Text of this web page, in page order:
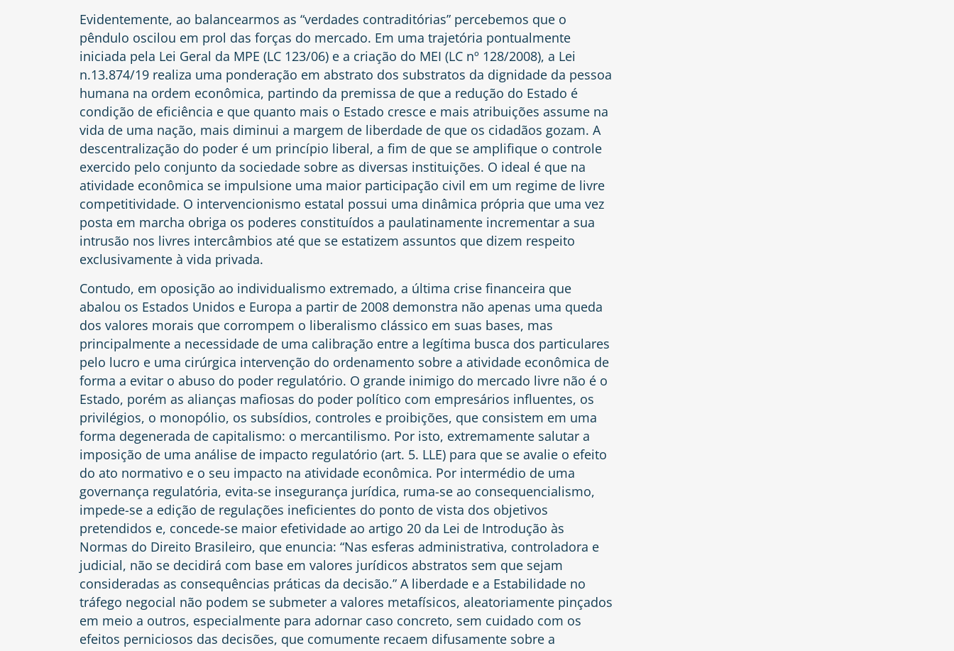
Evidentemente, ao balancearmos as “verdades contraditórias” percebemos que o
pêndulo oscilou em prol das forças do mercado. Em uma trajetória pontualmente
iniciada pela Lei Geral da MPE (LC 123/06) e a criação do MEI (LC nº 128/2008), a Lei
n.13.874/19 realiza uma ponderação em abstrato dos substratos da dignidade da pessoa
humana na ordem econômica, partindo da premissa de que a redução do Estado é
condição de eficiência e que quanto mais o Estado cresce e mais atribuições assume na
vida de uma nação, mais diminui a margem de liberdade de que os cidadãos gozam. A
descentralização do poder é um princípio liberal, a fim de que se amplifique o controle
exercido pelo conjunto da sociedade sobre as diversas instituições. O ideal é que na
atividade econômica se impulsione uma maior participação civil em um regime de livre
competitividade. O intervencionismo estatal possui uma dinâmica própria que uma vez
posta em marcha obriga os poderes constituídos a paulatinamente incrementar a sua
intrusão nos livres intercâmbios até que se estatizem assuntos que dizem respeito
exclusivamente à vida privada.
Contudo, em oposição ao individualismo extremado, a última crise financeira que
abalou os Estados Unidos e Europa a partir de 2008 demonstra não apenas uma queda
dos valores morais que corrompem o liberalismo clássico em suas bases, mas
principalmente a necessidade de uma calibração entre a legítima busca dos particulares
pelo lucro e uma cirúrgica intervenção do ordenamento sobre a atividade econômica de
forma a evitar o abuso do poder regulatório. O grande inimigo do mercado livre não é o
Estado, porém as alianças mafiosas do poder político com empresários influentes, os
privilégios, o monopólio, os subsídios, controles e proibições, que consistem em uma
forma degenerada de capitalismo: o mercantilismo. Por isto, extremamente salutar a
imposição de uma análise de impacto regulatório (art. 5. LLE) para que se avalie o efeito
do ato normativo e o seu impacto na atividade econômica. Por intermédio de uma
governança regulatória, evita-se insegurança jurídica, ruma-se ao consequencialismo,
impede-se a edição de regulações ineficientes do ponto de vista dos objetivos
pretendidos e, concede-se maior efetividade ao artigo 20 da Lei de Introdução às
Normas do Direito Brasileiro, que enuncia: “Nas esferas administrativa, controladora e
judicial, não se decidirá com base em valores jurídicos abstratos sem que sejam
consideradas as consequências práticas da decisão.” A liberdade e a Estabilidade no
tráfego negocial não podem se submeter a valores metafísicos, aleatoriamente pinçados
em meio a outros, especialmente para adornar caso concreto, sem cuidado com os
efeitos perniciosos das decisões, que comumente recaem difusamente sobre a